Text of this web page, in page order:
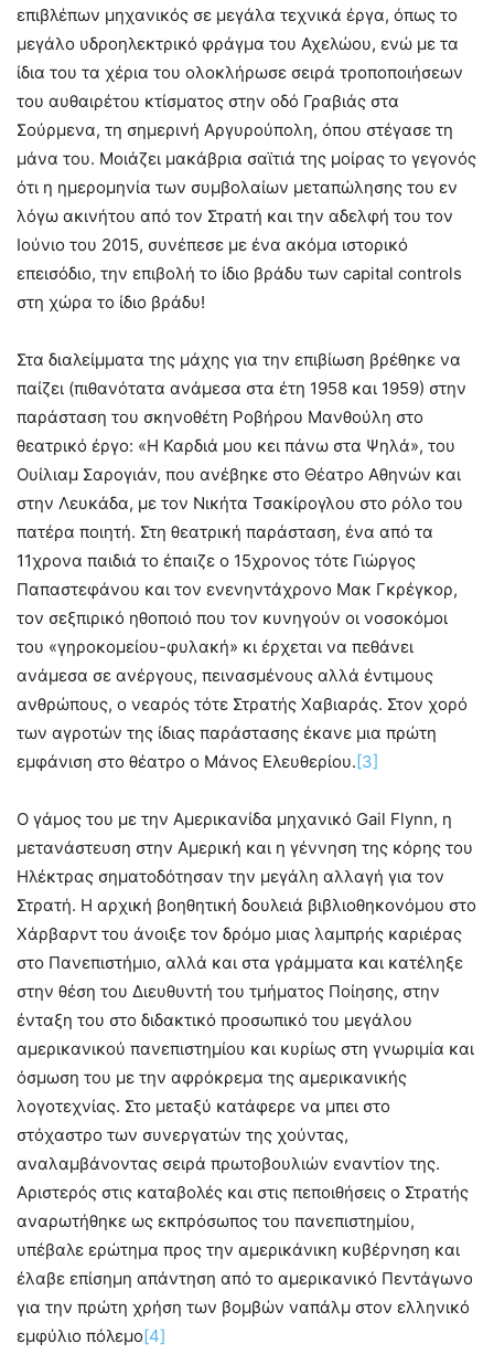
επιβλέπων μηχανικός σε μεγάλα τεχνικά έργα, όπως το
μεγάλο υδροηλεκτρικό φράγμα του Αχελώου, ενώ με τα
ίδια του τα χέρια του ολοκλήρωσε σειρά τροποποιήσεων
του αυθαιρέτου κτίσματος στην οδό Γραβιάς στα
Σούρμενα, τη σημερινή Αργυρούπολη, όπου στέγασε τη
μάνα του. Μοιάζει μακάβρια σαϊτιά της μοίρας το γεγονός
ότι η ημερομηνία των συμβολαίων μεταπώλησης του εν
λόγω ακινήτου από τον Στρατή και την αδελφή του τον
Ιούνιο του 2015, συνέπεσε με ένα ακόμα ιστορικό
επεισόδιο, την επιβολή το ίδιο βράδυ των capital controls
στη χώρα το ίδιο βράδυ!
Στα διαλείμματα της μάχης για την επιβίωση βρέθηκε να
παίζει (πιθανότατα ανάμεσα στα έτη 1958 και 1959) στην
παράσταση του σκηνοθέτη Ροβήρου Μανθούλη στο
θεατρικό έργο: «Η Καρδιά μου κει πάνω στα Ψηλά», του
Ουίλιαμ Σαρογιάν, που ανέβηκε στο Θέατρο Αθηνών και
στην Λευκάδα, με τον Νικήτα Τσακίρογλου στο ρόλο του
πατέρα ποιητή. Στη θεατρική παράσταση, ένα από τα
11χρονα παιδιά το έπαιζε ο 15χρονος τότε Γιώργος
Παπαστεφάνου και τον ενενηντάχρονο Μακ Γκρέγκορ,
τον σεξπιρικό ηθοποιό που τον κυνηγούν οι νοσοκόμοι
του «γηροκομείου-φυλακή» κι έρχεται να πεθάνει
ανάμεσα σε ανέργους, πεινασμένους αλλά έντιμους
ανθρώπους, ο νεαρός τότε Στρατής Χαβιαράς. Στον χορό
των αγροτών της ίδιας παράστασης έκανε μια πρώτη
εμφάνιση στο θέατρο ο Μάνος Ελευθερίου. [3]
Ο γάμος του με την Αμερικανίδα μηχανικό Gail Flynn, η
μετανάστευση στην Αμερική και η γέννηση της κόρης του
Ηλέκτρας σηματοδότησαν την μεγάλη αλλαγή για τον
Στρατή. Η αρχική βοηθητική δουλειά βιβλιοθηκονόμου στο
Χάρβαρντ του άνοιξε τον δρόμο μιας λαμπρής καριέρας
στο Πανεπιστήμιο, αλλά και στα γράμματα και κατέληξε
στην θέση του Διευθυντή του τμήματος Ποίησης, στην
ένταξη του στο διδακτικό προσωπικό του μεγάλου
αμερικανικού πανεπιστημίου και κυρίως στη γνωριμία και
όσμωση του με την αφρόκρεμα της αμερικανικής
λογοτεχνίας. Στο μεταξύ κατάφερε να μπει στο
στόχαστρο των συνεργατών της χούντας,
αναλαμβάνοντας σειρά πρωτοβουλιών εναντίον της.
Αριστερός στις καταβολές και στις πεποιθήσεις ο Στρατής
αναρωτήθηκε ως εκπρόσωπος του πανεπιστημίου,
υπέβαλε ερώτημα προς την αμερικάνικη κυβέρνηση και
έλαβε επίσημη απάντηση από το αμερικανικό Πεντάγωνο
για την πρώτη χρήση των βομβών ναπάλμ στον ελληνικό
εμφύλιο πόλεμο[4]